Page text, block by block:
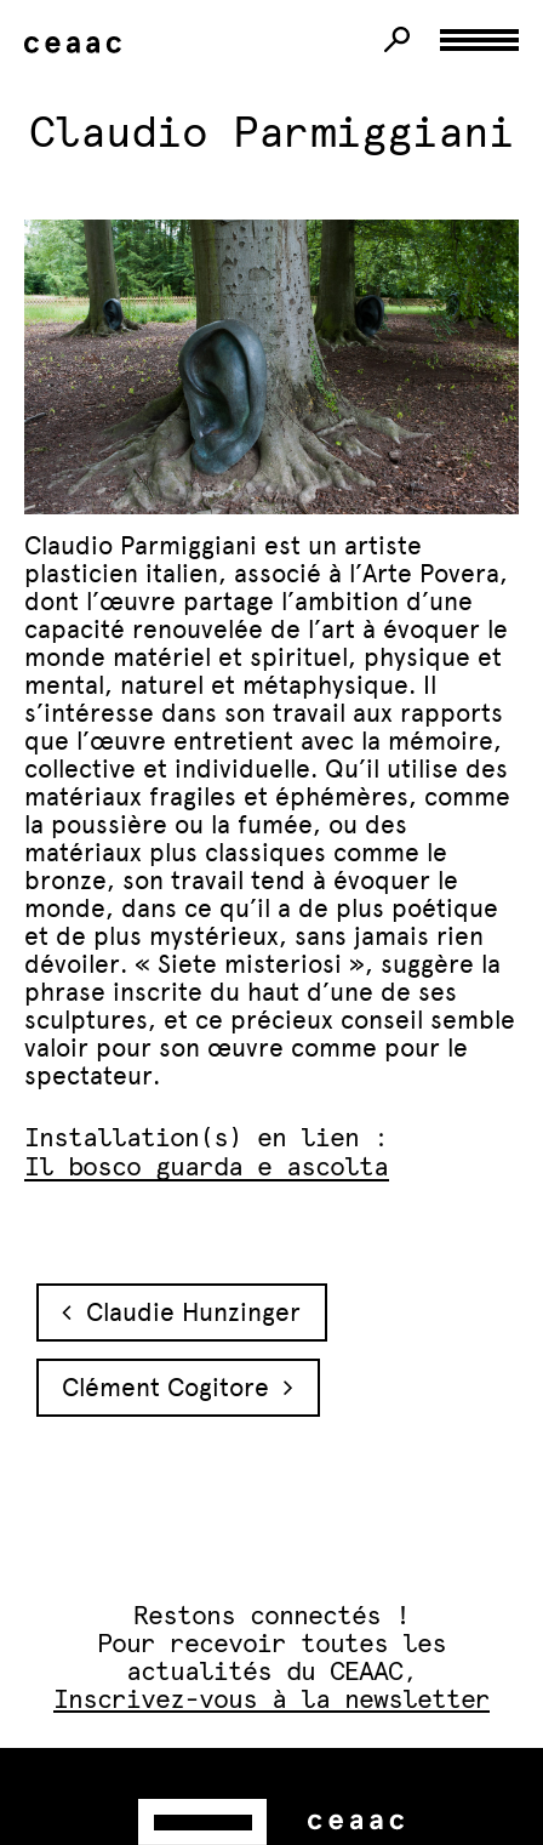
Claudio Parmiggiani
Claudio Parmiggiani est un artiste
plasticien italien, associé à l’Arte Povera,
dont l’œuvre partage l’ambition d’une
capacité renouvelée de l’art à évoquer le
monde matériel et spirituel, physique et
mental, naturel et métaphysique. Il
s’intéresse dans son travail aux rapports
que l’œuvre entretient avec la mémoire,
collective et individuelle. Qu’il utilise des
matériaux fragiles et éphémères, comme
la poussière ou la fumée, ou des
matériaux plus classiques comme le
bronze, son travail tend à évoquer le
monde, dans ce qu’il a de plus poétique
et de plus mystérieux, sans jamais rien
dévoiler. « Siete misteriosi », suggère la
phrase inscrite du haut d’une de ses
sculptures, et ce précieux conseil semble
valoir pour son œuvre comme pour le
spectateur.
Installation(s) en lien :
Il bosco guarda e ascolta
Navigation des articles
Claudie Hunzinger
Clément Cogitore
Restons connectés !
Pour recevoir toutes les
actualités du CEAAC,
Inscrivez-vous à la newsletter